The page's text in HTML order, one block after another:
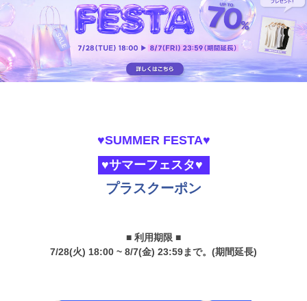
♥SUMMER FESTA♥
♥サマーフェスタ♥
プラスクーポン
■ 利用期限 ■
7/28(火) 18:00 ~ 8/7(金) 23:59まで。(期間延長)